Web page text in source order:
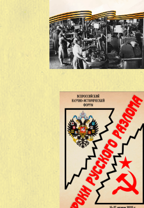
Пуртов Федор
Васильевич
1896
Пуртова Феофания
Васильевна
1922